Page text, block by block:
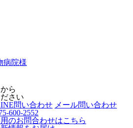
病院様
ら
さい
問い合わせ メール問い合わせ